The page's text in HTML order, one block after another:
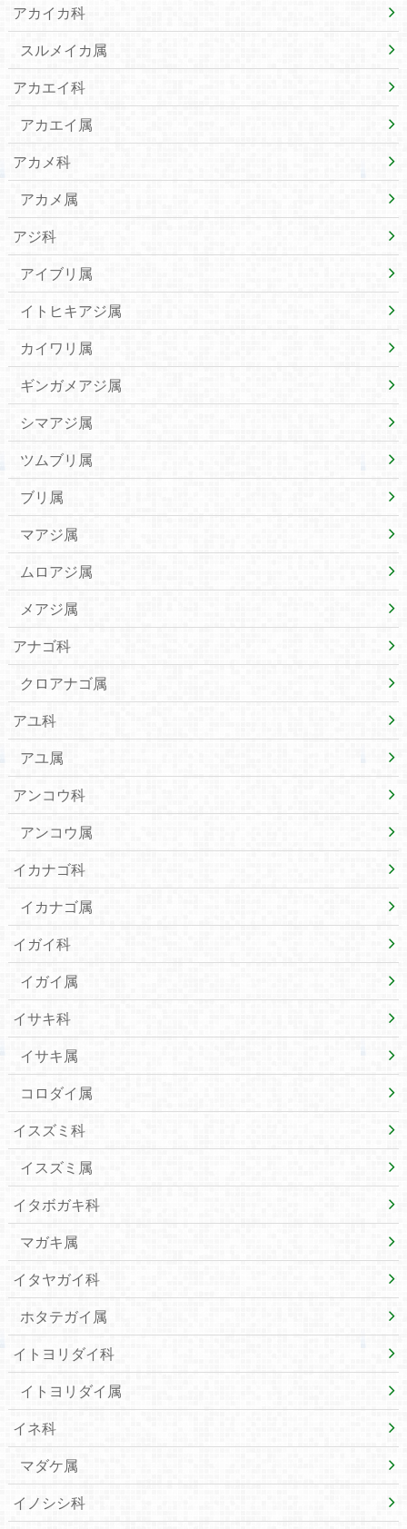
アカイカ科
スルメイカ属
アカエイ科
アカエイ属
アカメ科
アカメ属
アジ科
アイブリ属
イトヒキアジ属
カイワリ属
ギンガメアジ属
シマアジ属
ツムブリ属
ブリ属
マアジ属
ムロアジ属
メアジ属
アナゴ科
クロアナゴ属
アユ科
アユ属
アンコウ科
アンコウ属
イカナゴ科
イカナゴ属
イガイ科
イガイ属
イサキ科
イサキ属
コロダイ属
イスズミ科
イスズミ属
イタボガキ科
マガキ属
イタヤガイ科
ホタテガイ属
イトヨリダイ科
イトヨリダイ属
イネ科
マダケ属
イノシシ科